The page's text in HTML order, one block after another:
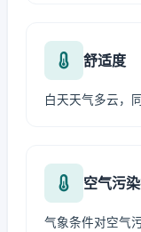
舒适度
白天天气多云，
空气污
气象条件对空气